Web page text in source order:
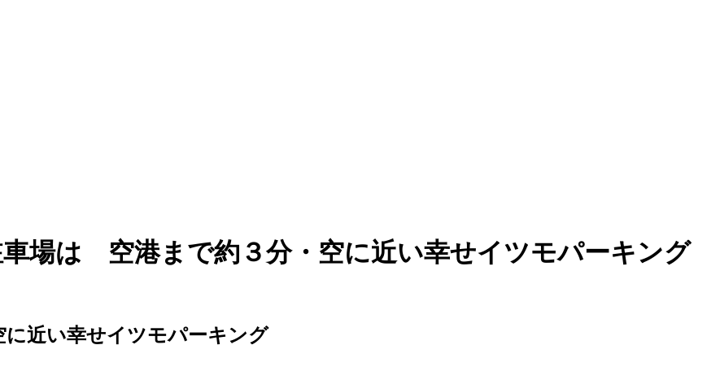
場は 空港まで約３分・空に近い幸せイツモパーキング
近い幸せイツモパーキング